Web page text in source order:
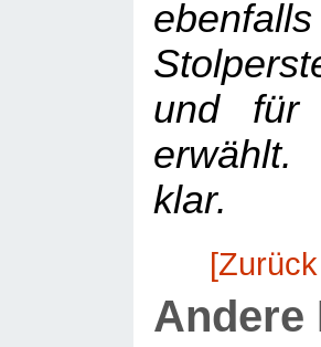
und für
klar.